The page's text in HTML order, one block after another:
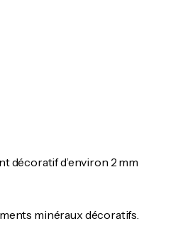
décoratif d’environ 2 mm
minéraux décoratifs.